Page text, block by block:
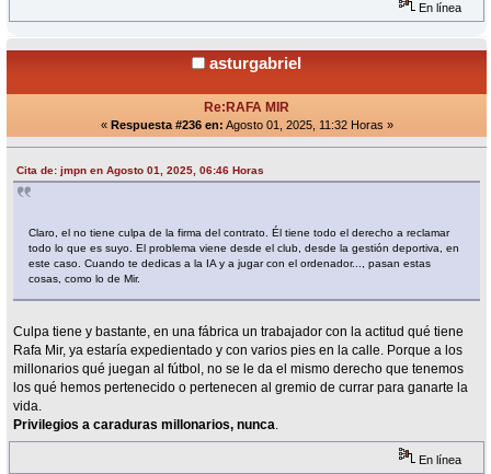
En línea
asturgabriel
Re:RAFA MIR
« Respuesta #236 en: Agosto 01, 2025, 11:32 Horas »
Cita de: jmpn en Agosto 01, 2025, 06:46 Horas
Claro, el no tiene culpa de la firma del contrato. Él tiene todo el derecho a reclamar
todo lo que es suyo. El problema viene desde el club, desde la gestión deportiva, en
este caso. Cuando te dedicas a la IA y a jugar con el ordenador..., pasan estas
cosas, como lo de Mir.
Culpa tiene y bastante, en una fábrica un trabajador con la actitud qué tiene
Rafa Mir, ya estaría expedientado y con varios pies en la calle. Porque a los
millonarios qué juegan al fútbol, no se le da el mismo derecho que tenemos
los qué hemos pertenecido o pertenecen al gremio de currar para ganarte la
vida.
Privilegios a caraduras millonarios, nunca.
En línea